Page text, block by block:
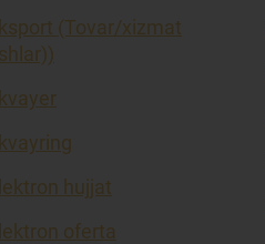
(Tovar/xizmat
hujjat
oferta